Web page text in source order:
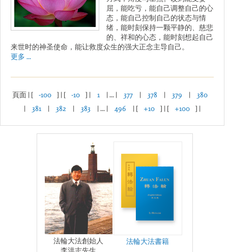
屈，能吃亏，能自己调整自己的心
态，能自己控制自己的状态与情
绪，能时刻保持一颗平静的、慈悲
的、祥和的心态，能时刻想起自己
来世时的神圣使命，能让救度众生的强大正念主导自己。
更多 ...
頁面 | [ -100 ] | [ -10 ] | 1 | ... | 377 | 378 | 379 |
380
|
381 | 382 | 383 | ... | 496 | [ +10 ] | [ +100 ] |
法輪大法創始人
法輪大法書籍